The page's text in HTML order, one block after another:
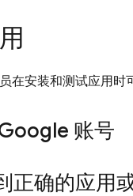
在安装和测试应用时
账号
正确的应用